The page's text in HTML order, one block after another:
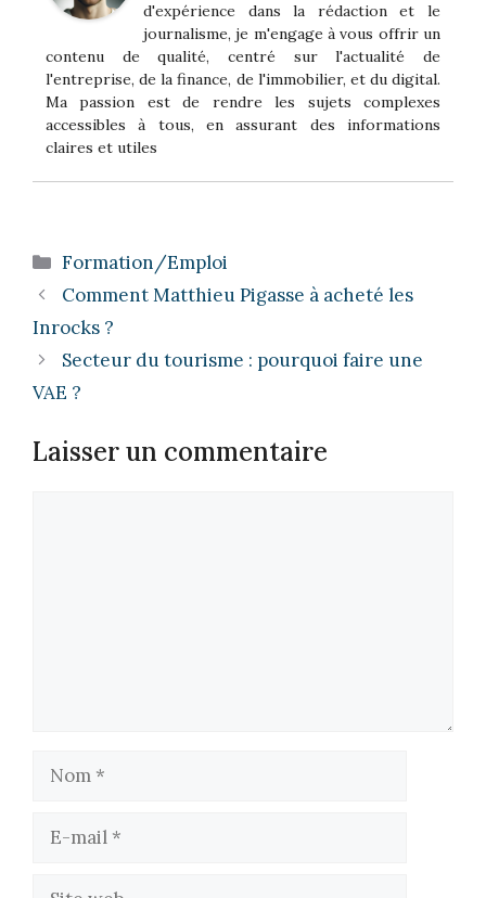
d'expérience dans la rédaction et le
journalisme, je m'engage à vous offrir un
contenu de qualité, centré sur l'actualité de
l'entreprise, de la finance, de l'immobilier, et du digital.
Ma passion est de rendre les sujets complexes
accessibles à tous, en assurant des informations
claires et utiles
Catégories
Formation/Emploi
Comment Matthieu Pigasse à acheté les
Inrocks ?
Secteur du tourisme : pourquoi faire une
VAE ?
Laisser un commentaire
mail